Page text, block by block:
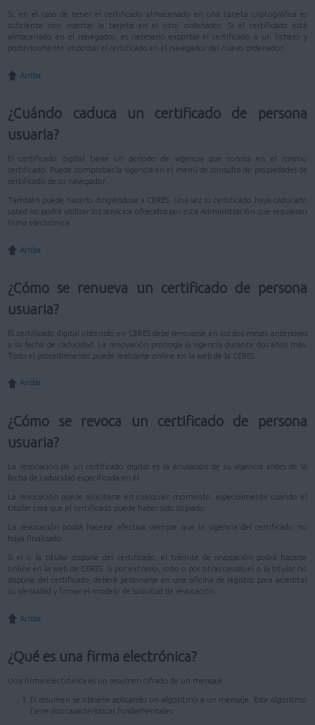
Si, en el caso de tener el certificado almacenado en una tarjeta criptográfica es
suficiente con insertar la tarjeta en el otro ordenador. Si el certificado está
almacenado en el navegador, es necesario exportar el certificado a un fichero y
posteriormente importar el certificado en el navegador del nuevo ordenador.
Arriba
¿Cuándo caduca un certificado de persona
usuaria?
El certificado digital tiene un período de vigencia que consta en el mismo
certificado. Puede comprobar la vigencia en el menú de consulta de propiedades de
certificado de su navegador.
También puede hacerlo dirigiéndose a CERES. Una vez su certificado haya caducado
usted no podrá utilizar los servicios ofrecidos por esta Administración que requieran
firma electrónica.
Arriba
¿Cómo se renueva un certificado de persona
usuaria?
El certificado digital obtenido en CERES debe renovarse en los dos meses anteriores
a su fecha de caducidad. La renovación prorroga la vigencia durante dos años más.
Todo el procedimiento puede realizarse online en la web de la CERES.
Arriba
¿Cómo se revoca un certificado de persona
usuaria?
La revocación de un certificado digital es la anulación de su vigencia antes de la
fecha de caducidad especificada en él.
La revocación puede solicitarse en cualquier momento, especialmente cuando el
titular crea que el certificado puede haber sido copiado.
La revocación podrá hacerse efectiva siempre que la vigencia del certificado no
haya finalizado.
Si el o la titular dispone del certificado, el trámite de revocación podrá hacerse
online en la web de CERES. Si por extravío, robo o por otras causas el o la titular no
dispone del certificado, deberá personarse en una oficina de registro para acreditar
su identidad y firmar el modelo de solicitud de revocación.
Arriba
¿Qué es una firma electrónica?
Una firma electrónica es un resumen cifrado de un mensaje.
El resumen se obtiene aplicando un algoritmo a un mensaje. Este algoritmo
tiene dos características fundamentales: